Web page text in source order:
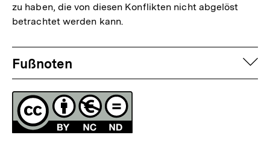
zu haben, die von diesen Konflikten nicht abgelöst
betrachtet werden kann.
Fussnoten
Fußnoten
Lizenz